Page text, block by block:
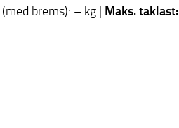
(med brems): – kg | Maks. taklast: